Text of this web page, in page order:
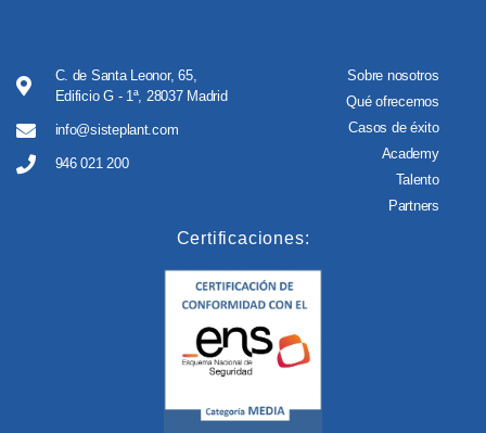
C. de Santa Leonor, 65,
Edificio G - 1ª, 28037 Madrid
info@sisteplant.com
946 021 200
Sobre nosotros
Qué ofrecemos
Casos de éxito
Academy
Talento
Partners
Certificaciones: